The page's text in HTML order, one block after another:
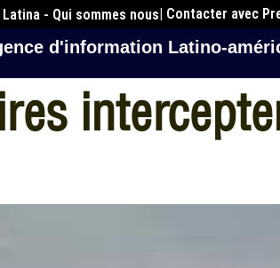
Latina - Qui sommes nous| Contacter avec
d'information Latino-